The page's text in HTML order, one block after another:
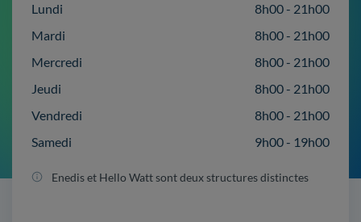
Lundi
8h00 - 21h00
Mardi
8h00 - 21h00
Mercredi
8h00 - 21h00
Jeudi
8h00 - 21h00
Vendredi
8h00 - 21h00
Samedi
9h00 - 19h00
Enedis et Hello Watt sont deux structures distinctes